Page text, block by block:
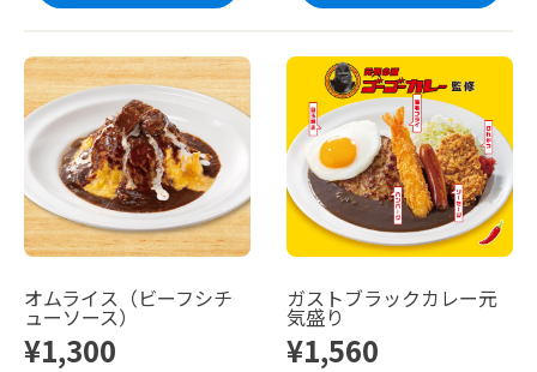
オムライス（ビーフシチ
ューソース）
¥1,300
ガストブラックカレー元
気盛り
¥1,560